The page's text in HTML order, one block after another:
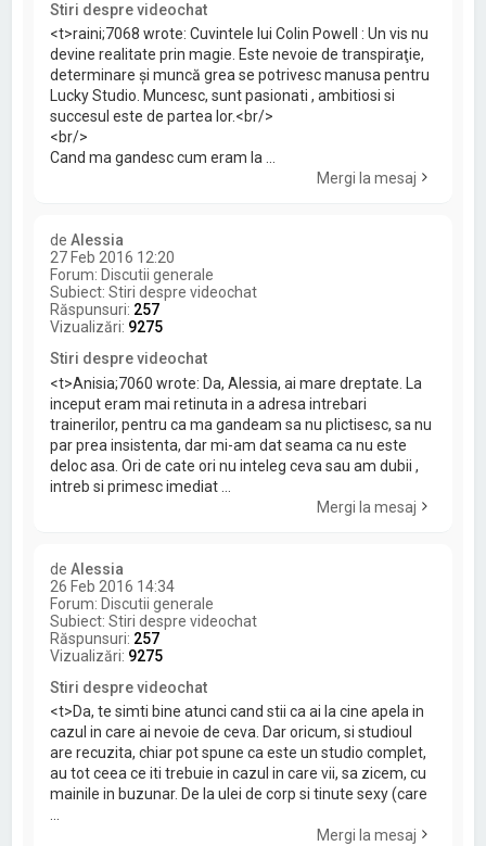
Stiri despre videochat
<t>raini;7068 wrote: Cuvintele lui Colin Powell : Un vis nu
devine realitate prin magie. Este nevoie de transpiraţie,
determinare şi muncă grea se potrivesc manusa pentru
Lucky Studio. Muncesc, sunt pasionati , ambitiosi si
succesul este de partea lor.<br/>
<br/>
Cand ma gandesc cum eram la ...
Mergi la mesaj
deAlessia
27 Feb 2016 12:20
Forum: Discutii generale
Subiect:Stiri despre videochat
Răspunsuri: 257
Vizualizări: 9275
Stiri despre videochat
<t>Anisia;7060 wrote: Da, Alessia, ai mare dreptate. La
inceput eram mai retinuta in a adresa intrebari
trainerilor, pentru ca ma gandeam sa nu plictisesc, sa nu
par prea insistenta, dar mi-am dat seama ca nu este
deloc asa. Ori de cate ori nu inteleg ceva sau am dubii ,
intreb si primesc imediat ...
Mergi la mesaj
deAlessia
26 Feb 2016 14:34
Forum:Discutii generale
Subiect:Stiri despre videochat
Răspunsuri: 257
Vizualizări: 9275
Stiri despre videochat
<t>Da, te simti bine atunci cand stii ca ai la cine apela in
cazul in care ai nevoie de ceva. Dar oricum, si studioul
are recuzita, chiar pot spune ca este un studio complet,
au tot ceea ce iti trebuie in cazul in care vii, sa zicem, cu
mainile in buzunar. De la ulei de corp si tinute sexy (care
Mergi la mesaj